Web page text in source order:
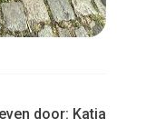
door: Katia